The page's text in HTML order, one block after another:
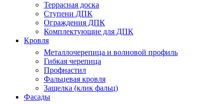
Террасная доска
Ступени ДПК
Ограждения ДПК
Комплектующие для ДПК
Кровля
Металлочерепица и волновой профиль
Гибкая черепица
Профнастил
Фальцевая кровля
Защелка (клик фальц)
Фасады